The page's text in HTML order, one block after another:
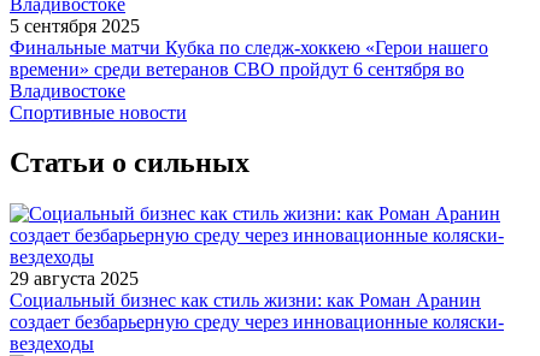
5 сентября 2025
Финальные матчи Кубка по следж-хоккею «Герои нашего
времени» среди ветеранов СВО пройдут 6 сентября во
Владивостоке
Спортивные новости
Статьи о сильных
29 августа 2025
Социальный бизнес как стиль жизни: как Роман Аранин
создает безбарьерную среду через инновационные коляски-
вездеходы